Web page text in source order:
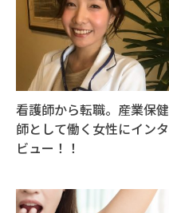
看護師から転職。産業保健
師として働く女性にインタ
ビュー！！